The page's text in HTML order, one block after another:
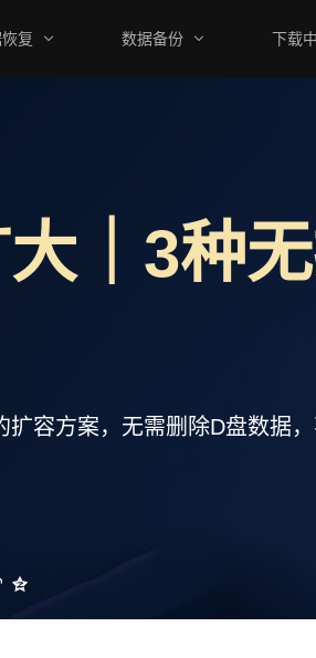
复 数据备份 下载
｜3种
容方案，无需删除D盘数据，